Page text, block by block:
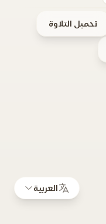
تحميل التلاوة
العربية